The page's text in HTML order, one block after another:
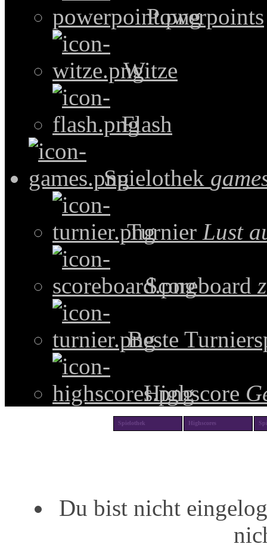
Powerpoints
Witze
Flash
Spielothek
Turnier Lust
Scoreboard
Beste
Highscore
Spielothek Highscores
Du bist nicht